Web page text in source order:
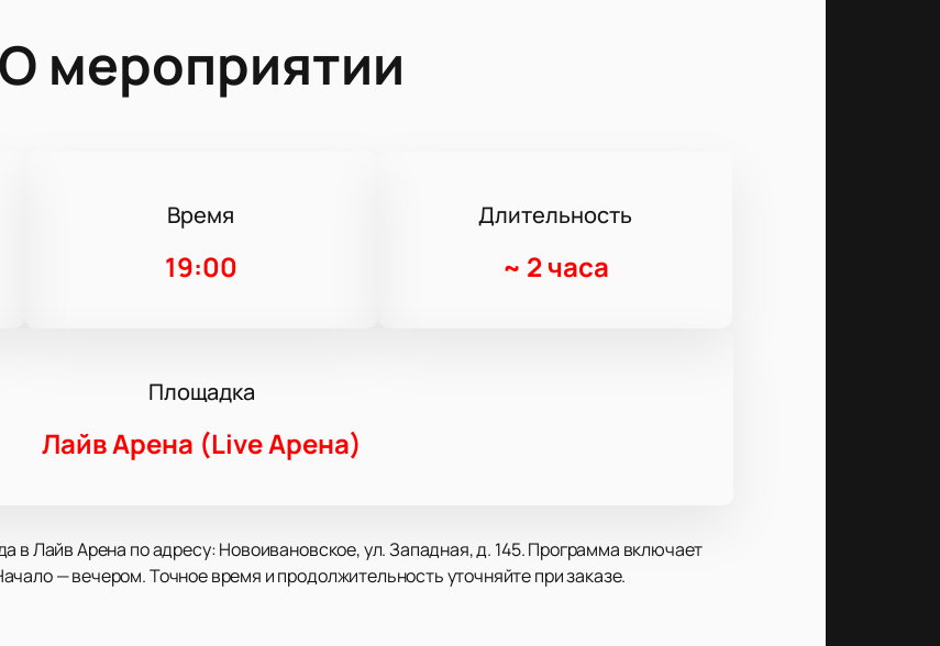
О мероприятии
Время
19:00
Длительность
~ 2 часа
Площадка
Лайв Арена (Live Арена)
в Лайв Арена по адресу: Новоивановское, ул. Западная, д. 145. Программа включает
— вечером. Точное время и продолжительность уточняйте при заказе.